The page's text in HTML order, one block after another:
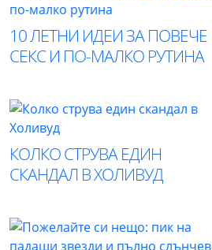
10 ЛЕТНИ ИДЕИ ЗА ПОВЕЧЕ
СЕКС И ПО-МАЛКО РУТИНА
КОЛКО СТРУВА ЕДИН
СКАНДАЛ В ХОЛИВУД